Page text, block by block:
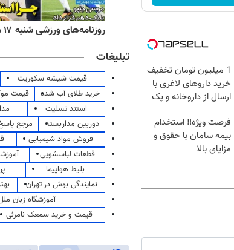
1 میلیون تومان تخفیف
خرید داروهای لاغری با
ارسال از داروخانه و پک
فرصت ویژه‼️ استخدام
بیمه سامان با حقوق و
مزایای بالا
روزنامه‌های ورزشی شنبه ۱۷ مرداد ۱۴۰۵
تبلیغات
قیمت شیشه سکوریت
خرید طلای آب شده
قیمت
استند تسلیت
دوربین مداربسته
مرجع
فروش مواد شیمیایی
قطعات لباسشویی
بلیط هواپیما
نمایندگی بوش در تهران
آموزشگاه زبان
قیمت و خرید سمعک نامرئی